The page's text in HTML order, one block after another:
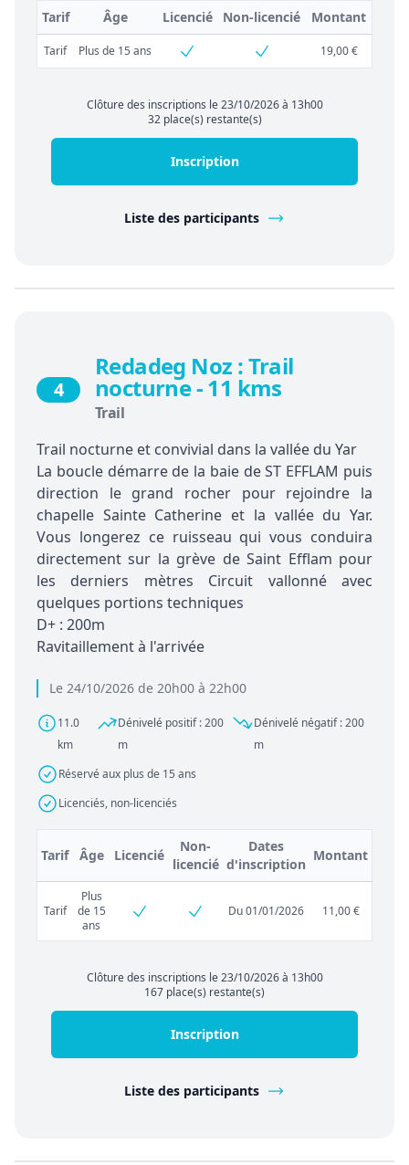
Tarif Âge Licencié Non-licencié Montant
Tarif Plus de 15 ans 19,00 €
Clôture des inscriptions le 23/10/2026 à 13h00
32 place(s) restante(s)
Inscription
Liste des participants
Le 24/10/2026 de 20h00 à 22h00
11.0
km
Dénivelé positif : 200
m
Dénivelé négatif : 200
m
Réservé aux plus de 15 ans
Licenciés, non-licenciés
4
Redadeg Noz : Trail
nocturne - 11 kms
Trail
Trail nocturne et convivial dans la vallée du Yar
La boucle démarre de la baie de ST EFFLAM puis
direction le grand rocher pour rejoindre la
chapelle Sainte Catherine et la vallée du Yar.
Vous longerez ce ruisseau qui vous conduira
directement sur la grève de Saint Efflam pour
les derniers mètres Circuit vallonné avec
quelques portions techniques
D+ : 200m
Ravitaillement à l'arrivée
Tarif Âge Licencié
Non-
licencié
Dates
d'inscription
Montant
Tarif
Plus
de 15
ans
Du 01/01/2026 11,00 €
Clôture des inscriptions le 23/10/2026 à 13h00
167 place(s) restante(s)
Inscription
Liste des participants